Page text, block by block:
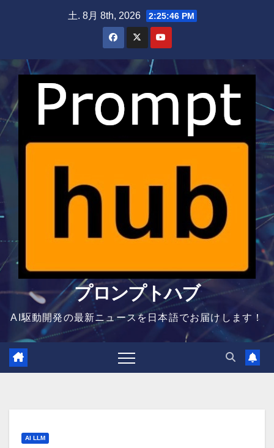
土. 8月 8th, 2026 2:25:46 PM
プロンプトハブ
AI駆動開発の最新ニュースを日本語でお届けします！
AI LLM